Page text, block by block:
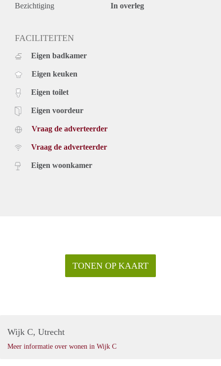
kantoorruimtes, maar de zusters zelf leven al ruim twintig jaar
Omdat de zusters in aantal afnemen, werd in 2019 besloten
35 kwamen op de markt. De panden aan de Oudegracht
voor huisvesting en het maatschappelijke werk van de
Zusters Augustinessen van Sint Monica.
De gebouwen waren leef- en woongemeenschappen,
samenkomstruimtes en diverse kantoorruimtes, maar de
gebouw aan de Waterstraat.
Details
- Huisdieren en roken niet toegestaan.
- Appartementen zijn momenteel in aanbouw.
- Borg is gelijk aan 2 maanden huur
maanden. Bij een kortere huurperiode kan er sprake zijn van
een verhoging.
Bezichtiging In overleg
FACILITEITEN
Eigen badkamer
Eigen keuken
Eigen toilet
Eigen voordeur
Vraag de adverteerder
Vraag de adverteerder
Eigen woonkamer
TONEN OP KAART
Wijk C, Utrecht
Meer informatie over wonen in Wijk C